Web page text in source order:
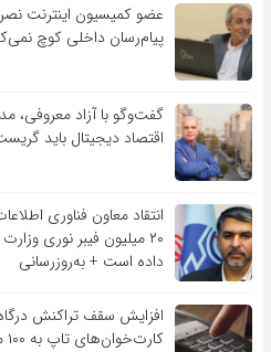
عضو کمیسیون اینترنت
پیام‌رسان داخلی کوچ
گفت‌و‌گو با آزاد معروفی،
اقتصاد دیجیتال باید
انتقاد معاون فناوری
۲۰ میلیون فیبر نوری
داده است + به‌روزرسانی
افزایش سقف تراکنش
کارت‌خوان‌های تاپ به ۱۰۰ میلیون تومان